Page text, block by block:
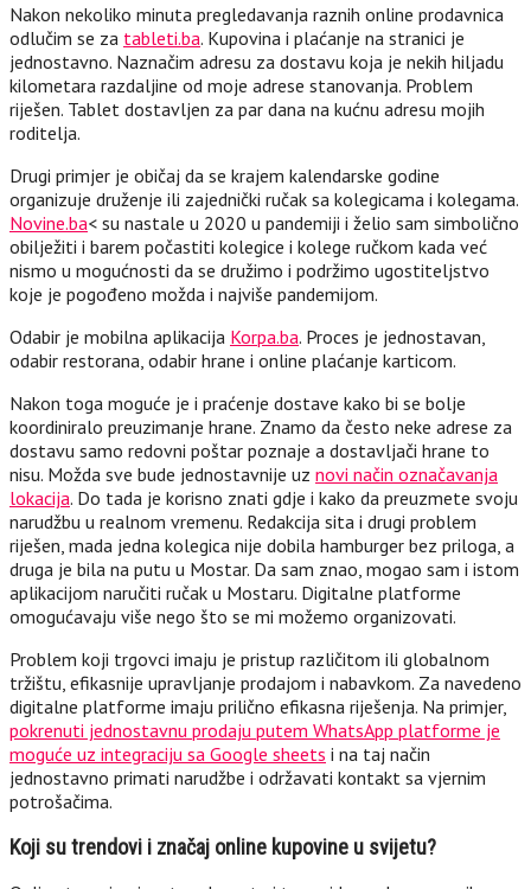
Nakon nekoliko minuta pregledavanja raznih online prodavnica
odlučim se za tableti.ba. Kupovina i plaćanje na stranici je
jednostavno. Naznačim adresu za dostavu koja je nekih hiljadu
kilometara razdaljine od moje adrese stanovanja. Problem
riješen. Tablet dostavljen za par dana na kućnu adresu mojih
roditelja.
Drugi primjer je običaj da se krajem kalendarske godine
organizuje druženje ili zajednički ručak sa kolegicama i kolegama.
Novine.ba< su nastale u 2020 u pandemiji i želio sam simbolično
obilježiti i barem počastiti kolegice i kolege ručkom kada već
nismo u mogućnosti da se družimo i podržimo ugostiteljstvo
koje je pogođeno možda i najviše pandemijom.
Odabir je mobilna aplikacija Korpa.ba. Proces je jednostavan,
odabir restorana, odabir hrane i online plaćanje karticom.
Nakon toga moguće je i praćenje dostave kako bi se bolje
koordiniralo preuzimanje hrane. Znamo da često neke adrese za
dostavu samo redovni poštar poznaje a dostavljači hrane to
nisu. Možda sve bude jednostavnije uz novi način označavanja
lokacija. Do tada je korisno znati gdje i kako da preuzmete svoju
narudžbu u realnom vremenu. Redakcija sita i drugi problem
riješen, mada jedna kolegica nije dobila hamburger bez priloga, a
druga je bila na putu u Mostar. Da sam znao, mogao sam i istom
aplikacijom naručiti ručak u Mostaru. Digitalne platforme
omogućavaju više nego što se mi možemo organizovati.
Problem koji trgovci imaju je pristup različitom ili globalnom
tržištu, efikasnije upravljanje prodajom i nabavkom. Za navedeno
digitalne platforme imaju prilično efikasna riješenja. Na primjer,
pokrenuti jednostavnu prodaju putem WhatsApp platforme je
moguće uz integraciju sa Google sheets i na taj način
jednostavno primati narudžbe i održavati kontakt sa vjernim
potrošačima.
Koji su trendovi i značaj online kupovine u svijetu?